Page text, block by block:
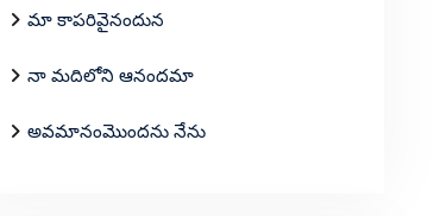
మా కాపరివైనందున
నా మదిలోని ఆనందమా
అవమానంమొందను నేను